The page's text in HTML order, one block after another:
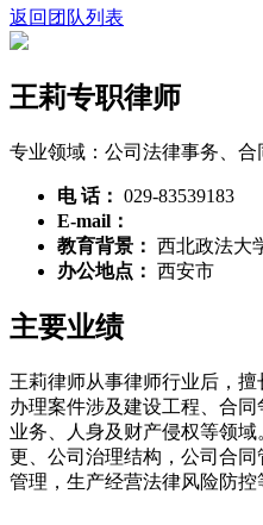
返回团队列表
王莉专职律师
专业领域：公司法律事务、
电 话： 029-83539183
E-mail：
教育背景： 西北政法大
办公地点： 西安市
主要业绩
王莉律师从事律师行业后，擅
办理案件涉及建设工程、合
业务、人身及财产侵权等领
更、公司治理结构，公司合
管理，生产经营法律风险防控